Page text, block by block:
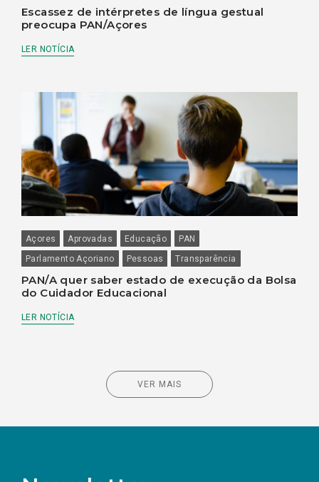
Escassez de intérpretes de língua gestual
preocupa PAN/Açores
LER NOTÍCIA
Açores Aprovadas Educação
PAN
Parlamento Açoriano
Pessoas Transparência
PAN/A quer saber estado de execução da Bolsa
do Cuidador Educacional
LER NOTÍCIA
VER MAIS